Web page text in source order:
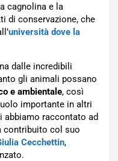
cagnolina e la
di conservazione, che
università dove la
dalle incredibili
gli animali possano
e ambientale, così
importante in altri
abbiamo raccontato ad
contribuito col suo
Cecchettin,